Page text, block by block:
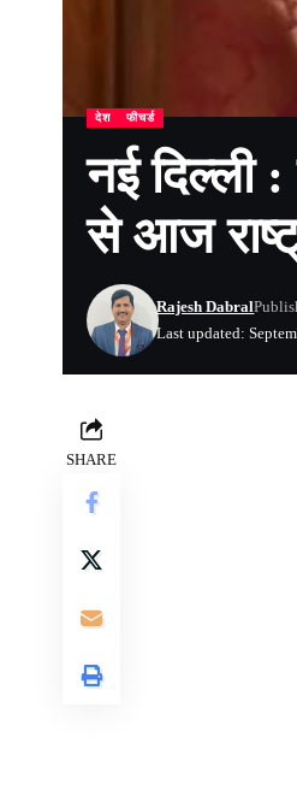
देश फीचर्ड
नई दिल्ली :
से आज
Last updated:
Rajesh Dabral
SHARE